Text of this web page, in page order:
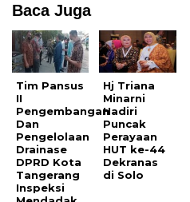
Baca Juga
Tim Pansus
II
Pengembangan
Dan
Pengelolaan
Drainase
DPRD Kota
Tangerang
Inspeksi
Hj Triana
Minarni
Hadiri
Puncak
Perayaan
HUT ke-44
Dekranas
di Solo